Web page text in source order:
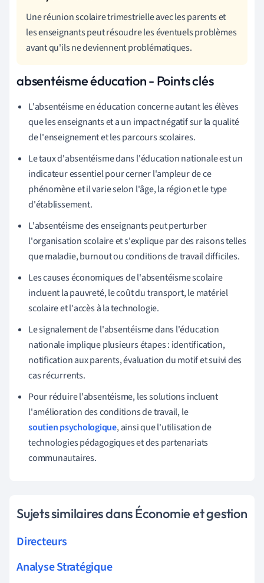
Une réunion scolaire trimestrielle avec les parents et
les enseignants peut résoudre les éventuels problèmes
avant qu'ils ne deviennent problématiques.
absentéisme éducation - Points clés
L'absentéisme en éducation concerne autant les élèves
que les enseignants et a un impact négatif sur la qualité
de l'enseignement et les parcours scolaires.
Le taux d'absentéisme dans l'éducation nationale est un
indicateur essentiel pour cerner l'ampleur de ce
phénomène et il varie selon l'âge, la région et le type
d'établissement.
L'absentéisme des enseignants peut perturber
l'organisation scolaire et s'explique par des raisons telles
que maladie, burnout ou conditions de travail difficiles.
Les causes économiques de l'absentéisme scolaire
incluent la pauvreté, le coût du transport, le matériel
scolaire et l'accès à la technologie.
Le signalement de l'absentéisme dans l'éducation
nationale implique plusieurs étapes : identification,
notification aux parents, évaluation du motif et suivi des
cas récurrents.
Pour réduire l'absentéisme, les solutions incluent
l'amélioration des conditions de travail, le
soutien psychologique, ainsi que l'utilisation de
technologies pédagogiques et des partenariats
communautaires.
Sujets similaires dans Économie et gestion
Directeurs
Analyse Stratégique